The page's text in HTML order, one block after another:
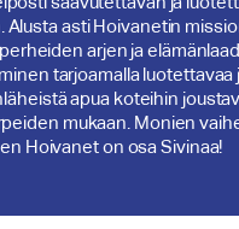
Alusta asti Hoivanetin
arjen ja
tarjoamalla luotettavaa
apua koteihin
mukaan. Monien
Hoivanet on osa Sivinaa!